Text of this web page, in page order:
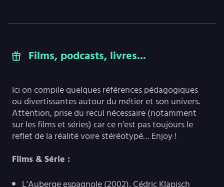
Films, podcasts, livres...
Ici on compile quelques références pédagogiques
ou divertissantes autour du métier et son univers.
Attention, prise du recul nécessaire (notamment
sur les films et séries) car ce n’est pas toujours le
reflet de la réalité voire stéréotypé… Enjoy !
Films & Série :